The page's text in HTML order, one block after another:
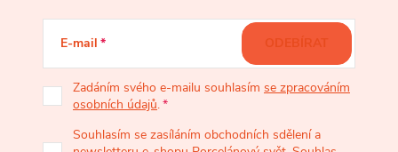
E-mail
Zadáním svého e-mailu souhlasím se zpracováním
osobních údajů.
Souhlasím se zasíláním obchodních sdělení a
ODEBÍRAT